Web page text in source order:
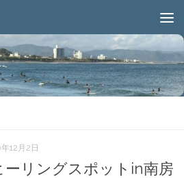
12月2日
ーリングスポットin南房